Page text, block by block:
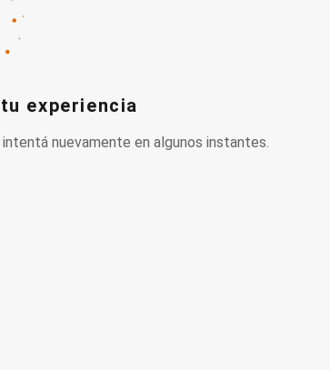
experiencia
nuevamente en algunos instantes.